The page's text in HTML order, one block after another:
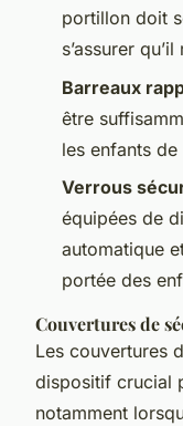
portillon doit
s’assurer
Barreaux
être
les enfants
Verrous
équipées de
automatique
portée des
Couvertures de
Les couvertures
dispositif crucial
notamment